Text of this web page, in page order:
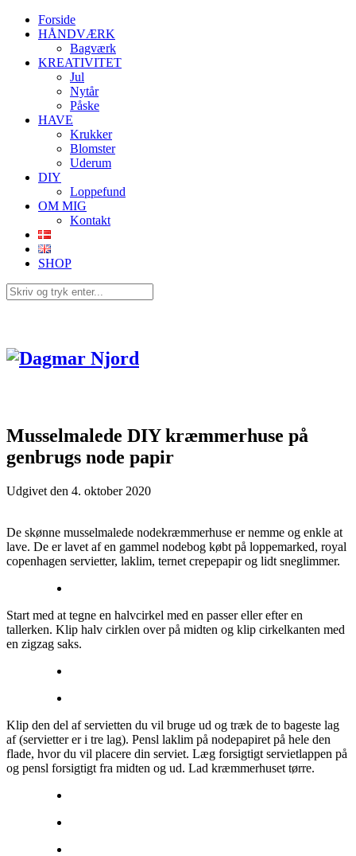
Forside
HÅNDVÆRK
Bagværk
KREATIVITET
Jul
Nytår
Påske
HAVE
Krukker
Blomster
Uderum
DIY
Loppefund
OM MIG
Kontakt
SHOP
Musselmalede DIY kræmmerhuse på
genbrugs node papir
Udgivet den 4. oktober 2020
De skønne musselmalede nodekræmmerhuse er nemme og enkle at
lave. De er lavet af en gammel nodebog købt på loppemarked, royal
copenhagen servietter, laklim, ternet crepepapir og lidt sneglimmer.
Start med at tegne en halvcirkel med en passer eller efter en
tallerken. Klip halv cirklen over på midten og klip cirkelkanten med
en zigzag saks.
Klip den del af servietten du vil bruge ud og træk de to bageste lag
af (servietter er i tre lag). Pensl laklim på nodepapiret på hele den
flade, hvor du vil placere din serviet. Læg forsigtigt servietlappen på
og pensl forsigtigt fra midten og ud. Lad kræmmerhuset tørre.